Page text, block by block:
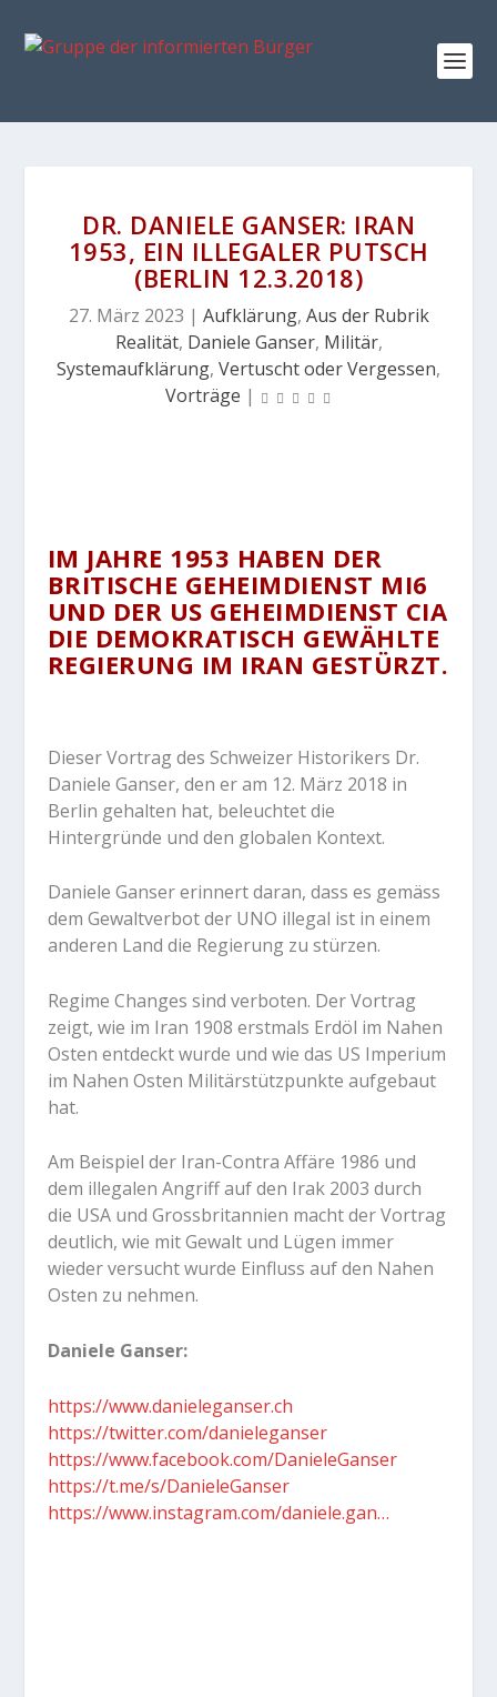
DR. DANIELE GANSER: IRAN
1953, EIN ILLEGALER PUTSCH
(BERLIN 12.3.2018)
27. März 2023 | Aufklärung, Aus der Rubrik
Realität, Daniele Ganser, Militär,
Systemaufklärung, Vertuscht oder Vergessen,
Vorträge |
IM JAHRE 1953 HABEN DER
BRITISCHE GEHEIMDIENST MI6
UND DER US GEHEIMDIENST CIA
DIE DEMOKRATISCH GEWÄHLTE
REGIERUNG IM IRAN GESTÜRZT.
Dieser Vortrag des Schweizer Historikers Dr.
Daniele Ganser, den er am 12. März 2018 in
Berlin gehalten hat, beleuchtet die
Hintergründe und den globalen Kontext.
Daniele Ganser erinnert daran, dass es gemäss
dem Gewaltverbot der UNO illegal ist in einem
anderen Land die Regierung zu stürzen.
Regime Changes sind verboten. Der Vortrag
zeigt, wie im Iran 1908 erstmals Erdöl im Nahen
Osten entdeckt wurde und wie das US Imperium
im Nahen Osten Militärstützpunkte aufgebaut
hat.
Am Beispiel der Iran-Contra Affäre 1986 und
dem illegalen Angriff auf den Irak 2003 durch
die USA und Grossbritannien macht der Vortrag
deutlich, wie mit Gewalt und Lügen immer
wieder versucht wurde Einfluss auf den Nahen
Osten zu nehmen.
Daniele Ganser:
https://www.danieleganser.ch
https://twitter.com/danieleganser
https://www.facebook.com/DanieleGanser
https://t.me/s/DanieleGanser
https://www.instagram.com/daniele.gan…